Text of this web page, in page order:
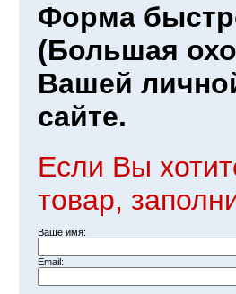
Форма
(Большая
Вашей
сайте.
Если Вы
товар,
Ваше имя:
Email: